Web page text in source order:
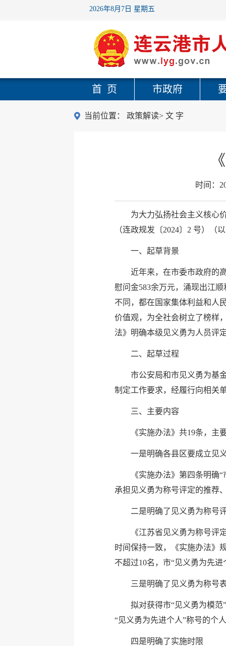
2026年8月7日 星期五
首 页 市政府
当前位置： 政策解读> 文 字
时间：
为大力弘扬社会主义核心
（连政规发〔2024〕2 号）（
一、起草背景
近年来，在市委市政府的
慰问金583余万元，涌现出江
不同，都在国家集体利益和人
价值观，为全社会树立了榜样
法》明确本级见义勇为人员评
二、起草过程
市公安局和市见义勇为基
制定工作要求，经履行向相关
三、主要内容
《实施办法》共19条，
一是明确各县区要成立见
《实施办法》第四条明确
承担见义勇为称号评定的推荐
二是明确了见义勇为称号
《江苏省见义勇为称号评
时间保持一致，《实施办法》
不超过10名，市“见义勇为先
三是明确了见义勇为称号
拟对获得市“见义勇为模
“见义勇为先进个人”称号的个
四是明确了实施时限